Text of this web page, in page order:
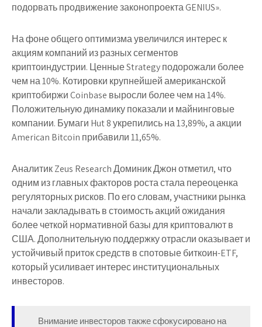
подорвать продвижение законопроекта GENIUS».
На фоне общего оптимизма увеличился интерес к
акциям компаний из разных сегментов
криптоиндустрии. Ценные Strategy подорожали более
чем на 10%. Котировки крупнейшей американской
криптобиржи Coinbase выросли более чем на 14%.
Положительную динамику показали и майнинговые
компании. Бумаги Hut 8 укрепились на 13,89%, а акции
American Bitcoin прибавили 11,65%.
Аналитик Zeus Research Доминик Джон отметил, что
одним из главных факторов роста стала переоценка
регуляторных рисков. По его словам, участники рынка
начали закладывать в стоимость акций ожидания
более четкой нормативной базы для криптовалют в
США. Дополнительную поддержку отрасли оказывает и
устойчивый приток средств в спотовые биткоин-ETF,
который усиливает интерес институциональных
инвесторов.
Внимание инвесторов также сфокусировано на